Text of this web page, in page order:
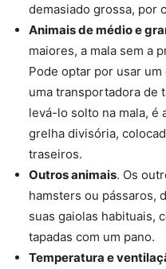
demasiado grossa, por
Animais de médio e
maiores, a mala sem a
Pode optar por usar
uma transportadora de
levá-lo solto na mala, é
grelha divisória,
traseiros.
Outros animais. Os
hamsters ou pássaros,
suas gaiolas habituais,
tapadas com um pano.
Temperatura e